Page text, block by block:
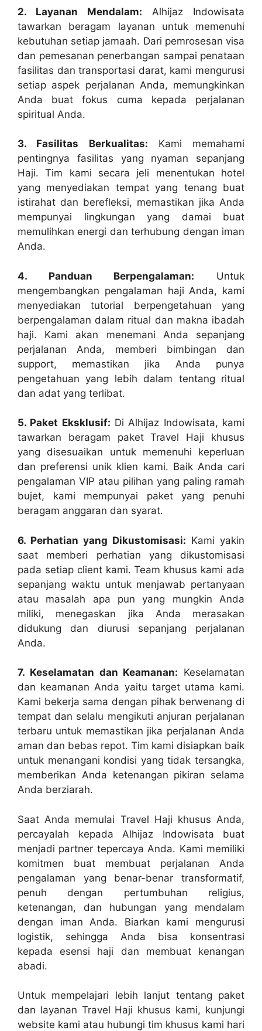
2. Layanan Mendalam: Alhijaz Indowisata
tawarkan beragam layanan untuk memenuhi
kebutuhan setiap jamaah. Dari pemrosesan visa
dan pemesanan penerbangan sampai penataan
fasilitas dan transportasi darat, kami mengurusi
setiap aspek perjalanan Anda, memungkinkan
Anda buat fokus cuma kepada perjalanan
spiritual Anda.
3. Fasilitas Berkualitas: Kami memahami
pentingnya fasilitas yang nyaman sepanjang
Haji. Tim kami secara jeli menentukan hotel
yang menyediakan tempat yang tenang buat
istirahat dan berefleksi, memastikan jika Anda
mempunyai lingkungan yang damai buat
memulihkan energi dan terhubung dengan iman
Anda.
4. Panduan Berpengalaman: Untuk
mengembangkan pengalaman haji Anda, kami
menyediakan tutorial berpengetahuan yang
berpengalaman dalam ritual dan makna ibadah
haji. Kami akan menemani Anda sepanjang
perjalanan Anda, memberi bimbingan dan
support, memastikan jika Anda punya
pengetahuan yang lebih dalam tentang ritual
dan adat yang terlibat.
5. Paket Eksklusif: Di Alhijaz Indowisata, kami
tawarkan beragam paket Travel Haji khusus
yang disesuaikan untuk memenuhi keperluan
dan preferensi unik klien kami. Baik Anda cari
pengalaman VIP atau pilihan yang paling ramah
bujet, kami mempunyai paket yang penuhi
beragam anggaran dan syarat.
6. Perhatian yang Dikustomisasi: Kami yakin
saat memberi perhatian yang dikustomisasi
pada setiap client kami. Team khusus kami ada
sepanjang waktu untuk menjawab pertanyaan
atau masalah apa pun yang mungkin Anda
miliki, menegaskan jika Anda merasakan
didukung dan diurusi sepanjang perjalanan
Anda.
7. Keselamatan dan Keamanan: Keselamatan
dan keamanan Anda yaitu target utama kami.
Kami bekerja sama dengan pihak berwenang di
tempat dan selalu mengikuti anjuran perjalanan
terbaru untuk memastikan jika perjalanan Anda
aman dan bebas repot. Tim kami disiapkan baik
untuk menangani kondisi yang tidak tersangka,
memberikan Anda ketenangan pikiran selama
Anda berziarah.
Saat Anda memulai Travel Haji khusus Anda,
percayalah kepada Alhijaz Indowisata buat
menjadi partner tepercaya Anda. Kami memiliki
komitmen buat membuat perjalanan Anda
pengalaman yang benar-benar transformatif,
penuh dengan pertumbuhan religius,
ketenangan, dan hubungan yang mendalam
dengan iman Anda. Biarkan kami mengurusi
logistik, sehingga Anda bisa konsentrasi
kepada esensi haji dan membuat kenangan
abadi.
Untuk mempelajari lebih lanjut tentang paket
dan layanan Travel Haji khusus kami, kunjungi
website kami atau hubungi tim khusus kami hari